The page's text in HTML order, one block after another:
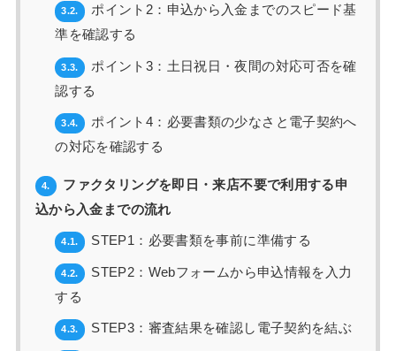
3.2.
ポイント2：申込から入金までのスピード基
準を確認する
3.3.
ポイント3：土日祝日・夜間の対応可否を確
認する
3.4.
ポイント4：必要書類の少なさと電子契約へ
の対応を確認する
4.
ファクタリングを即日・来店不要で利用する申
込から入金までの流れ
4.1. STEP1：必要書類を事前に準備する
4.2.
STEP2：Webフォームから申込情報を入力
する
4.3. STEP3：審査結果を確認し電子契約を結ぶ